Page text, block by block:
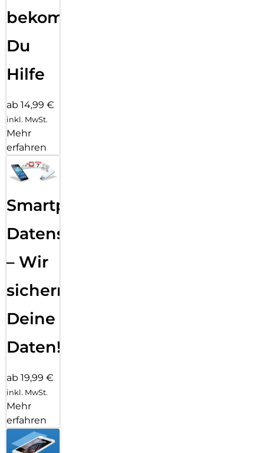
bekommst
Du
Hilfe
ab 14,99 €
inkl. MwSt.
Mehr
erfahren
Smartphone
Datensicherung
– Wir
sichern
Deine
Daten!
ab 19,99 €
inkl. MwSt.
Mehr
erfahren